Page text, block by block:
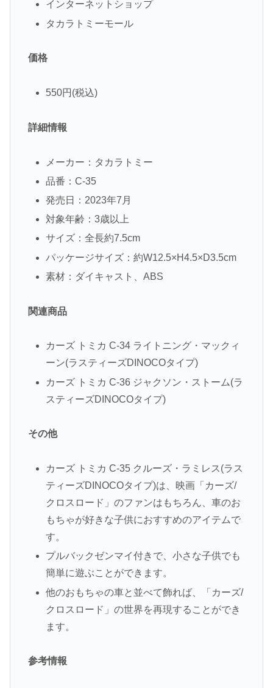
インターネットショップ
タカラトミーモール
価格
550円(税込)
詳細情報
メーカー：タカラトミー
品番：C-35
発売日：2023年7月
対象年齢：3歳以上
サイズ：全長約7.5cm
パッケージサイズ：約W12.5×H4.5×D3.5cm
素材：ダイキャスト、ABS
関連商品
カーズ トミカ C-34 ライトニング・マックィ
ーン(ラスティーズDINOCOタイプ)
カーズ トミカ C-36 ジャクソン・ストーム(ラ
スティーズDINOCOタイプ)
その他
カーズ トミカ C-35 クルーズ・ラミレス(ラス
ティーズDINOCOタイプ)は、映画「カーズ/
クロスロード」のファンはもちろん、車のお
もちゃが好きな子供におすすめのアイテムで
す。
プルバックゼンマイ付きで、小さな子供でも
簡単に遊ぶことができます。
他のおもちゃの車と並べて飾れば、「カーズ/
クロスロード」の世界を再現することができ
ます。
参考情報